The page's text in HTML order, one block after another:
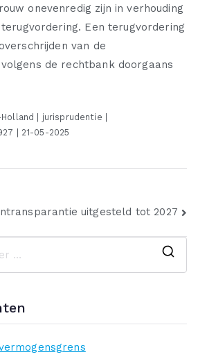
onevenredig zijn in verhouding
Een terugvordering
van de
de rechtbank doorgaans
| jurisprudentie |
| 21-05-2025
uitgesteld tot 2027